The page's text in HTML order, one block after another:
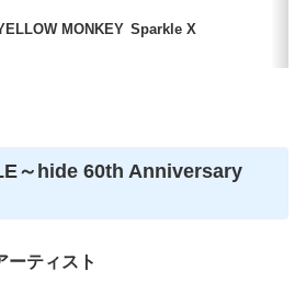
MONKEY Sparkle X
～hide 60th Anniversary
ーティスト